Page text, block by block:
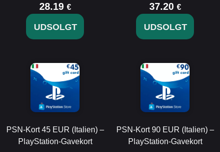
28.19 €
UDSOLGT
37.20 €
UDSOLGT
PSN-Kort 45 EUR (Italien) –
PlayStation-Gavekort
PSN-Kort 90 EUR (Italien) –
PlayStation-Gavekort